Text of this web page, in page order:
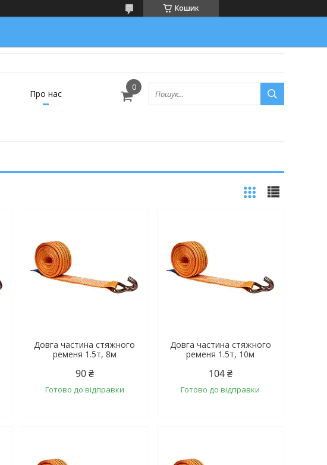
Кошик
Про нас
Довга частина стяжного
ременя 1.5т, 8м
90 ₴
Готово до відправки
Довга частина стяжного
ременя 1.5т, 10м
104 ₴
Готово до відправки